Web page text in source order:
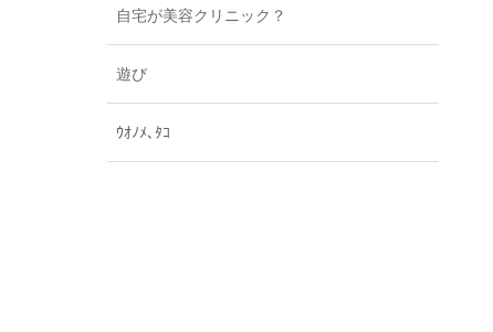
自宅が美容クリニック？
遊び
ｳｵﾉﾒ､ﾀｺ